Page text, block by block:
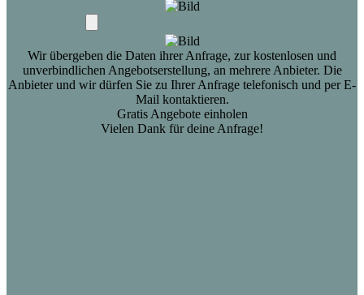
Wir übergeben die Daten ihrer Anfrage, zur kostenlosen und
unverbindlichen Angebotserstellung, an mehrere Anbieter. Die
Anbieter und wir dürfen Sie zu Ihrer Anfrage telefonisch und per E-
Mail kontaktieren.
Gratis Angebote einholen
Vielen Dank für deine Anfrage!